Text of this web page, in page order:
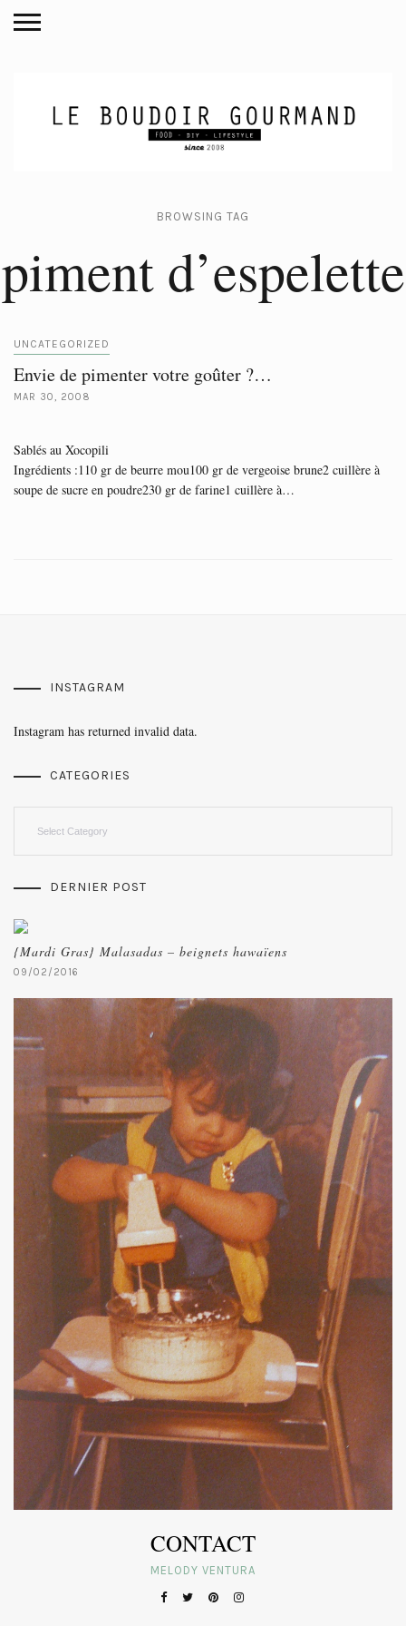
BROWSING TAG
piment d’espelette
UNCATEGORIZED
Envie de pimenter votre goûter ?…
MAR 30, 2008
Sablés au Xocopili
Ingrédients :110 gr de beurre mou100 gr de vergeoise brune2 cuillère à
soupe de sucre en poudre230 gr de farine1 cuillère à…
INSTAGRAM
Instagram has returned invalid data.
CATEGORIES
DERNIER POST
{Mardi Gras} Malasadas – beignets hawaïens
09/02/2016
CONTACT
MELODY VENTURA